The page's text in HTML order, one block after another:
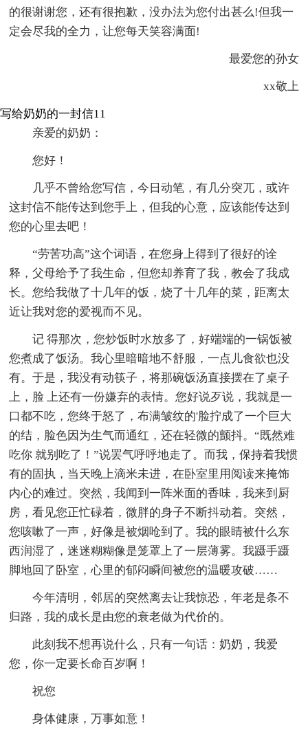
的很谢谢您，还有很抱歉，没办法为您付出甚么!但我一
定会尽我的全力，让您每天笑容满面!
最爱您的孙女
xx敬上
写给奶奶的一封信11
亲爱的奶奶：
您好！
几乎不曾给您写信，今日动笔，有几分突兀，或许
这封信不能传达到您手上，但我的心意，应该能传达到
您的心里去吧！
“劳苦功高”这个词语，在您身上得到了很好的诠
释，父母给予了我生命，但您却养育了我，教会了我成
长。您给我做了十几年的饭，烧了十几年的菜，距离太
近让我对您的爱视而不见。
记 得那次，您炒饭时水放多了，好端端的一锅饭被
您煮成了饭汤。我心里暗暗地不舒服，一点儿食欲也没
有。于是，我没有动筷子，将那碗饭汤直接摆在了桌子
上，脸 上还有一份嫌弃的表情。您好说歹说，我就是一
口都不吃，您终于怒了，布满皱纹的'脸拧成了一个巨大
的结，脸色因为生气而通红，还在轻微的颤抖。“既然难
吃你 就别吃了！”说罢气呼呼地走了。而我，保持着我惯
有的固执，当天晚上滴米未进，在卧室里用阅读来掩饰
内心的难过。突然，我闻到一阵米面的香味，我来到厨
房，看见您正忙碌着，微胖的身子不断抖动着。突然，
您咳嗽了一声，好像是被烟呛到了。我的眼睛被什么东
西润湿了，迷迷糊糊像是笼罩上了一层薄雾。我蹑手蹑
脚地回了卧室，心里的郁闷瞬间被您的温暖攻破……
今年清明，邻居的突然离去让我惊恐，年老是条不
归路，我的成长是由您的衰老做为代价的。
此刻我不想再说什么，只有一句话：奶奶，我爱
您，你一定要长命百岁啊！
祝您
身体健康，万事如意！